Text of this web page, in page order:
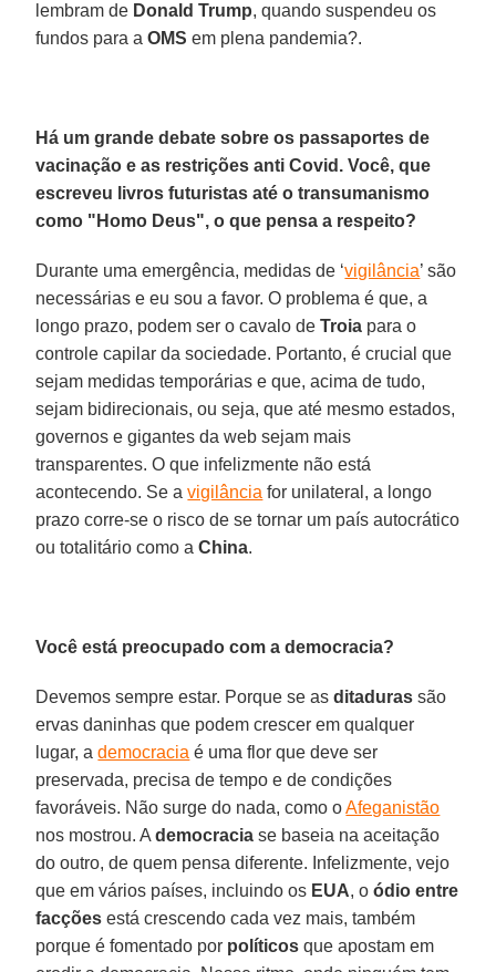
lembram de Donald Trump, quando suspendeu os
fundos para aOMS em plena pandemia?.
Há um grande debate sobre os passaportes de
vacinação e as restrições anti Covid. Você, que
escreveu livros futuristas até o transumanismo
como "Homo Deus", o que pensa a respeito?
Durante uma emergência, medidas de ‘vigilância’ são
necessárias e eu sou a favor. O problema é que, a
longo prazo, podem ser o cavalo deTroia para o
controle capilar da sociedade. Portanto, é crucial que
sejam medidas temporárias e que, acima de tudo,
sejam bidirecionais, ou seja, que até mesmo estados,
governos e gigantes da web sejam mais
transparentes. O que infelizmente não está
acontecendo. Se avigilância for unilateral, a longo
prazo corre-se o risco de se tornar um país autocrático
ou totalitário como aChina.
Você está preocupado com a democracia?
Devemos sempre estar. Porque se asditaduras são
ervas daninhas que podem crescer em qualquer
lugar, ademocracia é uma flor que deve ser
preservada, precisa de tempo e de condições
favoráveis. Não surge do nada, como oAfeganistão
nos mostrou. Ademocracia se baseia na aceitação
do outro, de quem pensa diferente. Infelizmente, vejo
que em vários países, incluindo os EUA, oódio entre
facções está crescendo cada vez mais, também
porque é fomentado por políticos que apostam em